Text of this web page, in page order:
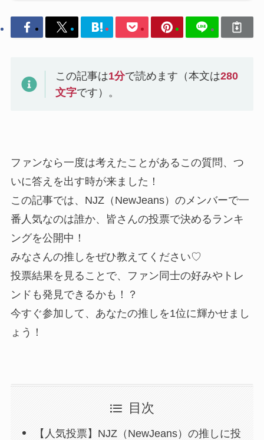
この記事は1分で読めます（本文は280
文字です）。
ファンなら一度は考えたことがあるこの質問、つ
いに答えを出す時が来ました！
この記事では、NJZ（NewJeans）のメンバーで一
番人気なのは誰か、皆さんの投票で決めるランキ
ングを公開中！
みなさんの推しをぜひ教えてください♡
投票結果を見ることで、ファン同士の好みやトレ
ンドも発見できるかも！？
今すぐ参加して、あなたの推しを1位に輝かせまし
ょう！
目次
【人気投票】NJZ（NewJeans）の推しに投